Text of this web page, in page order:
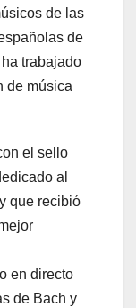
de las
de
trabajado
de música
el sello
al
que recibió
en directo
de Bach y